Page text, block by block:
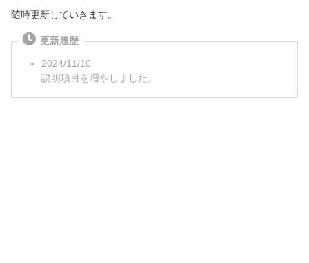
随時更新していきます。
更新履歴
2024/11/10
説明項目を増やしました。